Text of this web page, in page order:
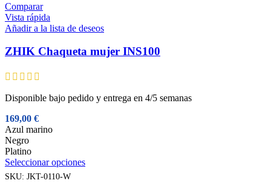
de
Comparar
Vista rápida
Añadir a la lista de deseos
ZHIK Chaqueta mujer INS100
Disponible bajo pedido y entrega en 4/5 semanas
169,00 €
Azul marino
Negro
Platino
Seleccionar opcionesEste
SKU: JKT-0110-W